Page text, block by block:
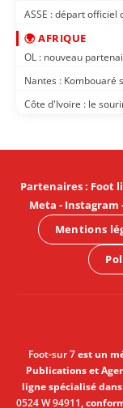
ASSE : départ officiel
🌍 AFRIQUE
OL : nouveau
Nantes : Kombouaré
Côte d'Ivoire : le
Partenaires: Foot
Meta - Instagram
Mentions
Foot-sur 7est un
Publications et
ligne spécialisé
0524 W 94911,